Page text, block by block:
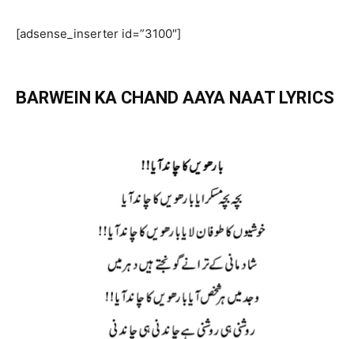
[adsense_inserter id=”3100″]
BARWEIN KA CHAND AAYA NAAT LYRICS